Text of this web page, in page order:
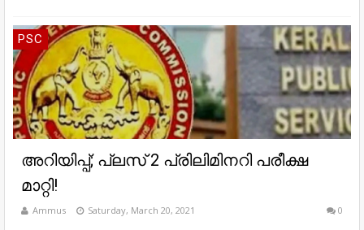
PSC
അറിയിപ്പ്; പ്ലസ് 2 പ്രിലിമിനറി പരീക്ഷ
മാറ്റി!
Ammus Saturday, March 20, 2021 0